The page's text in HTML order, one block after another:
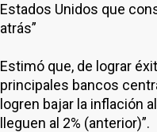
Estados Unidos que
atrás”
Estimó que, de lograr
principales bancos
logren bajar la inflación
lleguen al 2% (anterior)”.